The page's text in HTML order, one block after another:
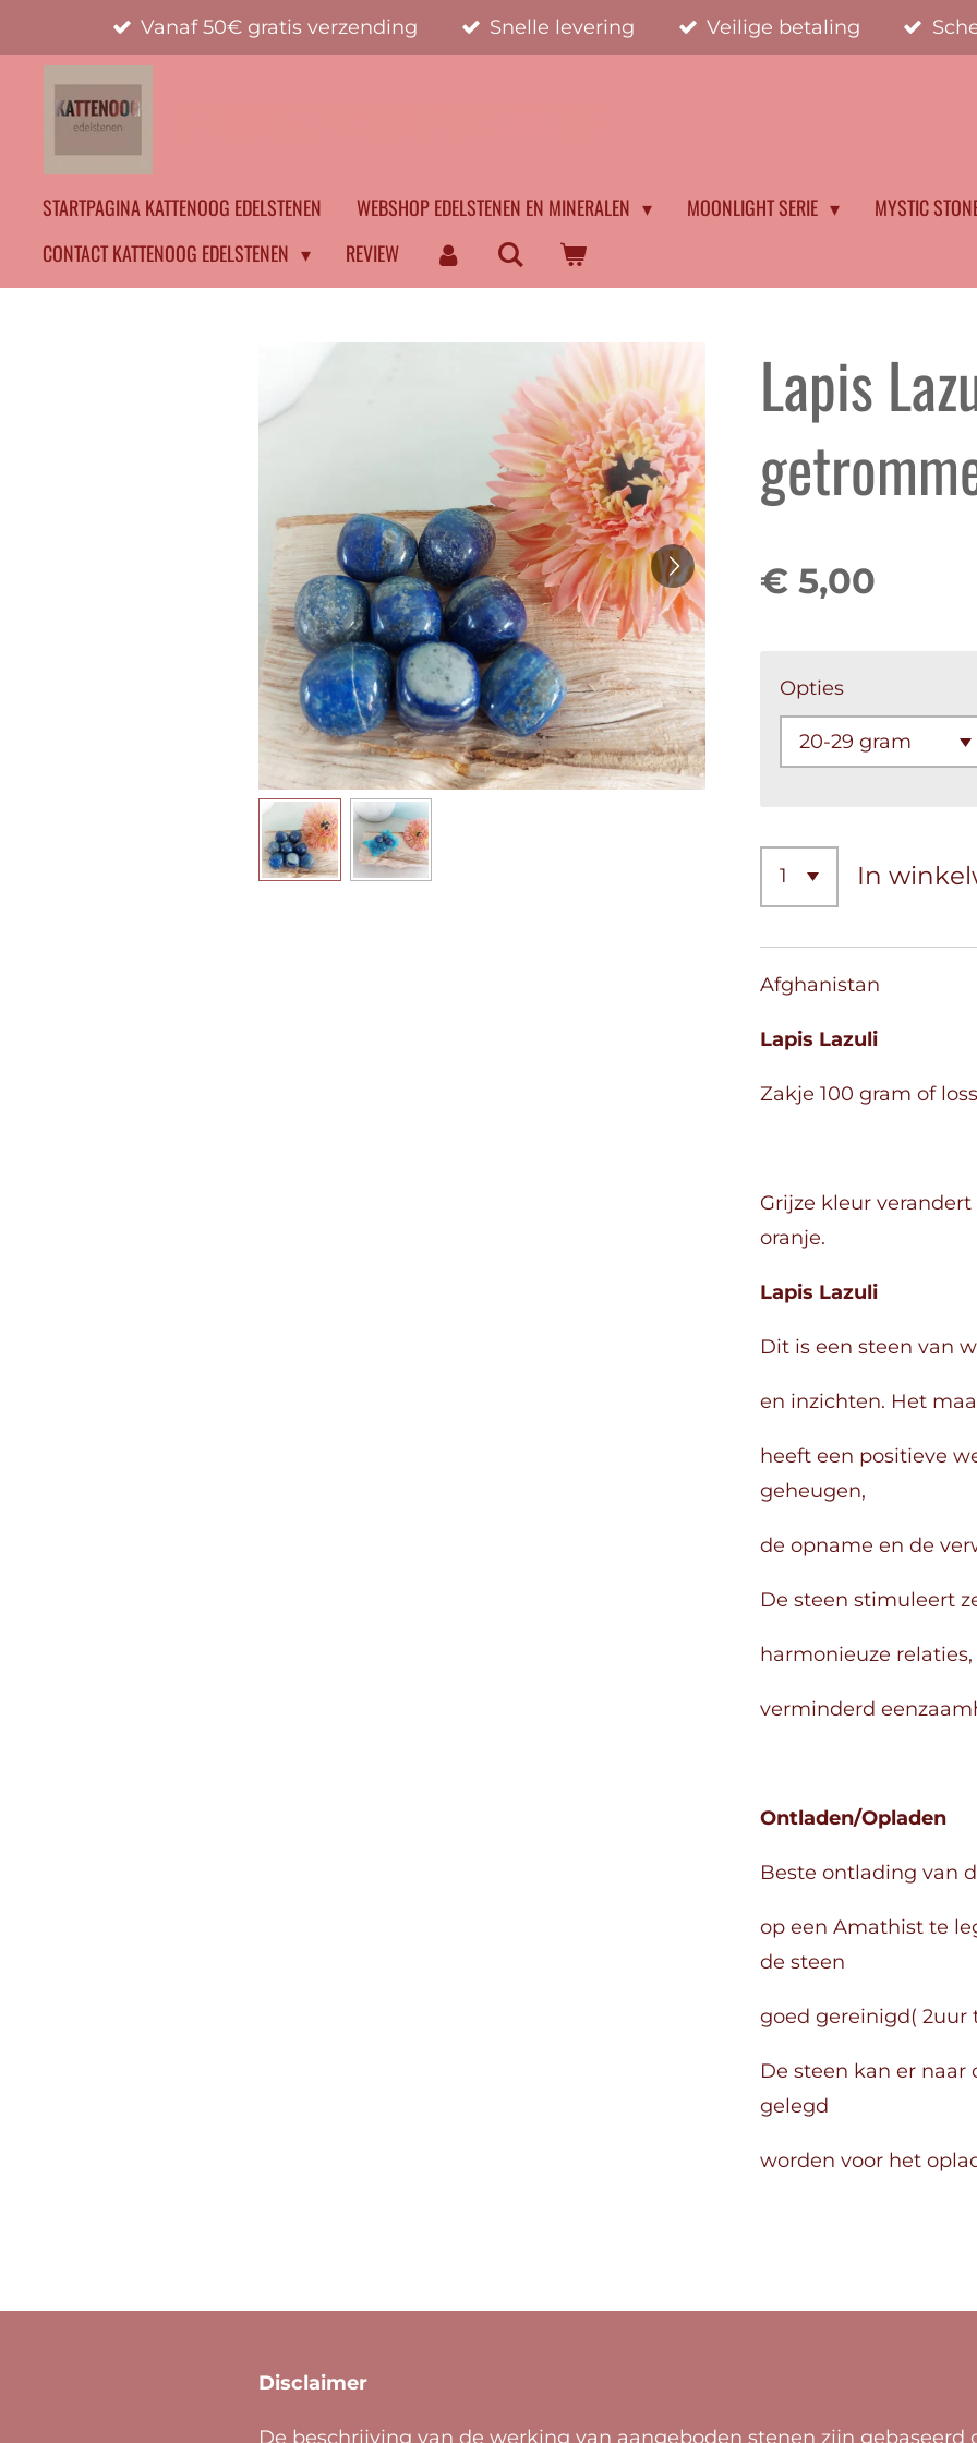
direct
Vanaf 50€ gratis verzending Snelle levering Veilige betaling
STARTPAGINA KATTENOOG EDELSTENEN WEBSHOP EDELSTENEN EN MINERALEN MOONLIGHT SERIE MYSTIC
CONTACT KATTENOOG EDELSTENEN
REVIEW
Lapis
€ 5,00
Opties
In
Afghanistan
Lapis Lazuli
Zakje 100 gram of
Grijze kleur
oranje.
Lapis Lazuli
Dit is een steen van
en inzichten. Het
heeft een positieve
geheugen,
de opname en de
De steen stimuleert
harmonieuze
verminderd
Ontladen/Opladen
Beste ontlading van
op een Amathist te
de steen
goed gereinigd( 2uur
De steen kan er naar
gelegd
worden voor het
Disclaimer
De beschrijving van de werking van aangeboden stenen zijn gebaseerd